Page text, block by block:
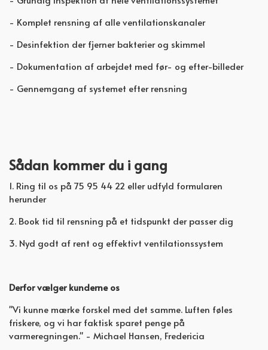
- Komplet rensning af alle ventilationskanaler
- Desinfektion der fjerner bakterier og skimmel
- Dokumentation af arbejdet med før- og efter-billeder
- Gennemgang af systemet efter rensning
Sådan kommer du i gang
1. Ring til os på 75 95 44 22 eller udfyld formularen
herunder
2. Book tid til rensning på et tidspunkt der passer dig
3. Nyd godt af rent og effektivt ventilationssystem
Derfor vælger kunderne os
"Vi kunne mærke forskel med det samme. Luften føles
friskere, og vi har faktisk sparet penge på
varmeregningen." - Michael Hansen, Fredericia